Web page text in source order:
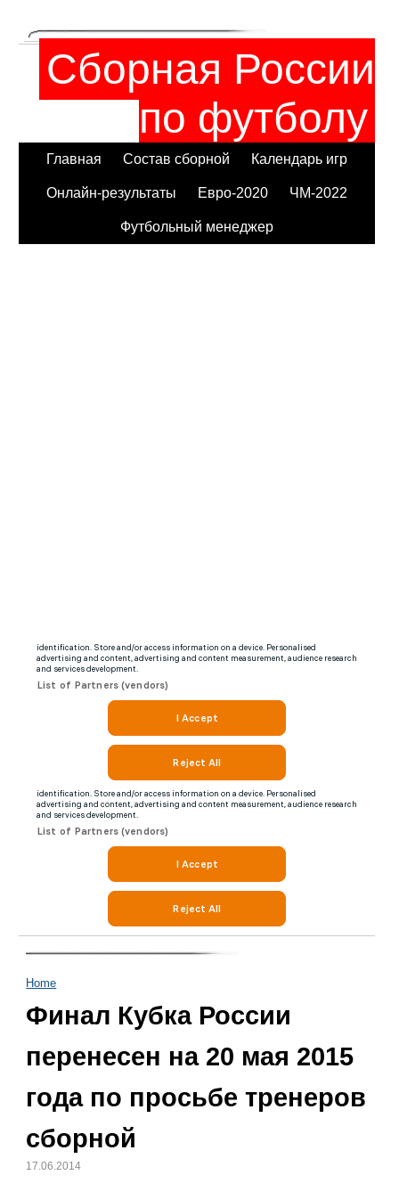
Сборная России
по футболу
Главная Состав сборной Календарь игр
Онлайн-результаты Евро-2020 ЧМ-2022
Футбольный менеджер
Home
Финал Кубка России
перенесен на 20 мая 2015
года по просьбе тренеров
сборной
17.06.2014